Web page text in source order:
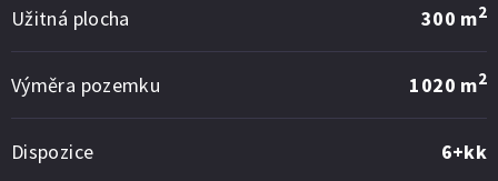
Užitná plocha 300 m2
Výměra pozemku 1020 m2
Dispozice 6+kk